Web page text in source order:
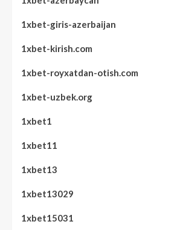
1xbet-giris-azerbaijan
1xbet-kirish.com
1xbet-royxatdan-otish.com
1xbet-uzbek.org
1xbet1
1xbet11
1xbet13
1xbet13029
1xbet15031